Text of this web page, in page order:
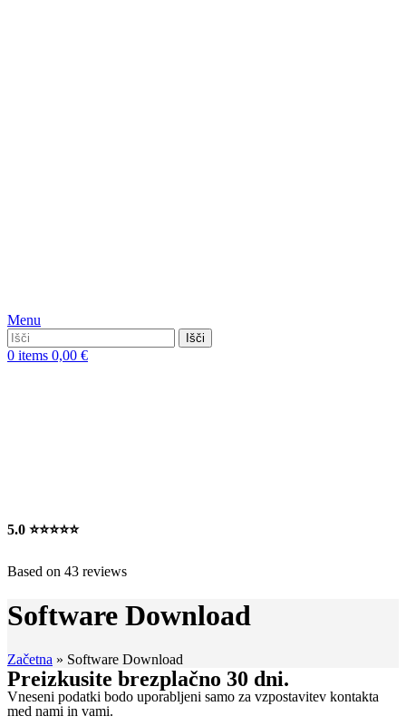
Menu
Išči
0 items 0,00 €
5.0 ⭐⭐⭐⭐⭐
Based on 43 reviews
Software Download
Začetna » Software Download
Preizkusite brezplačno 30 dni.
Vneseni podatki bodo uporabljeni samo za vzpostavitev kontakta
med nami in vami.